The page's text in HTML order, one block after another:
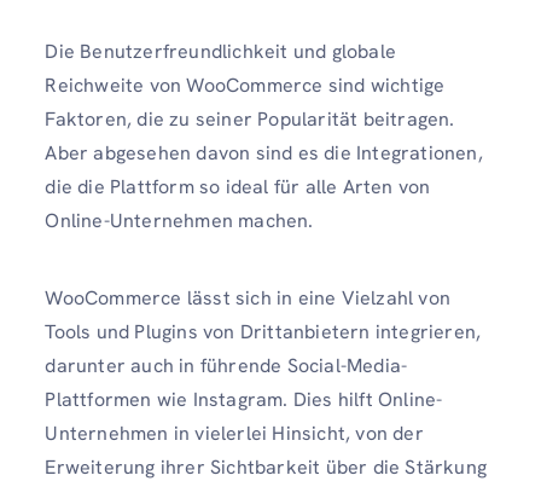
Die Benutzerfreundlichkeit und globale
Reichweite von WooCommerce sind wichtige
Faktoren, die zu seiner Popularität beitragen.
Aber abgesehen davon sind es die Integrationen,
die die Plattform so ideal für alle Arten von
Online-Unternehmen machen.
WooCommerce lässt sich in eine Vielzahl von
Tools und Plugins von Drittanbietern integrieren,
darunter auch in führende Social-Media-
Plattformen wie Instagram. Dies hilft Online-
Unternehmen in vielerlei Hinsicht, von der
Erweiterung ihrer Sichtbarkeit über die Stärkung